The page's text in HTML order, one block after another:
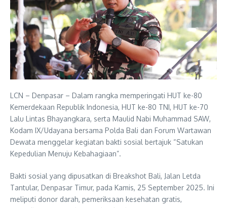
LCN – Denpasar – Dalam rangka memperingati HUT ke-80
Kemerdekaan Republik Indonesia, HUT ke-80 TNI, HUT ke-70
Lalu Lintas Bhayangkara, serta Maulid Nabi Muhammad SAW,
Kodam IX/Udayana bersama Polda Bali dan Forum Wartawan
Dewata menggelar kegiatan bakti sosial bertajuk “Satukan
Kepedulian Menuju Kebahagiaan”.
Bakti sosial yang dipusatkan di Breakshot Bali, Jalan Letda
Tantular, Denpasar Timur, pada Kamis, 25 September 2025. Ini
meliputi donor darah, pemeriksaan kesehatan gratis,